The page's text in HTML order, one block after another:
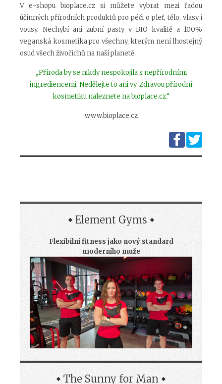
V e-shopu bioplace.cz si můžete vybrat mezi řadou
účinných přírodních produktů pro péči o pleť, tělo, vlasy i
vousy. Nechybí ani zubní pasty v BIO kvalitě a 100%
veganská kosmetika pro všechny, kterým není lhostejný
osud všech živočichů na naší planetě.
„Příroda by se nikdy nespokojila s nepřírodními
ingrediencemi. Nedělejte to ani vy. Zdravou přírodní
kosmetiku naleznete na bioplace.cz.“
www.bioplace.cz
Element Gyms
Flexibilní fitness jako nový standard
moderního muže
The Sunny for Man